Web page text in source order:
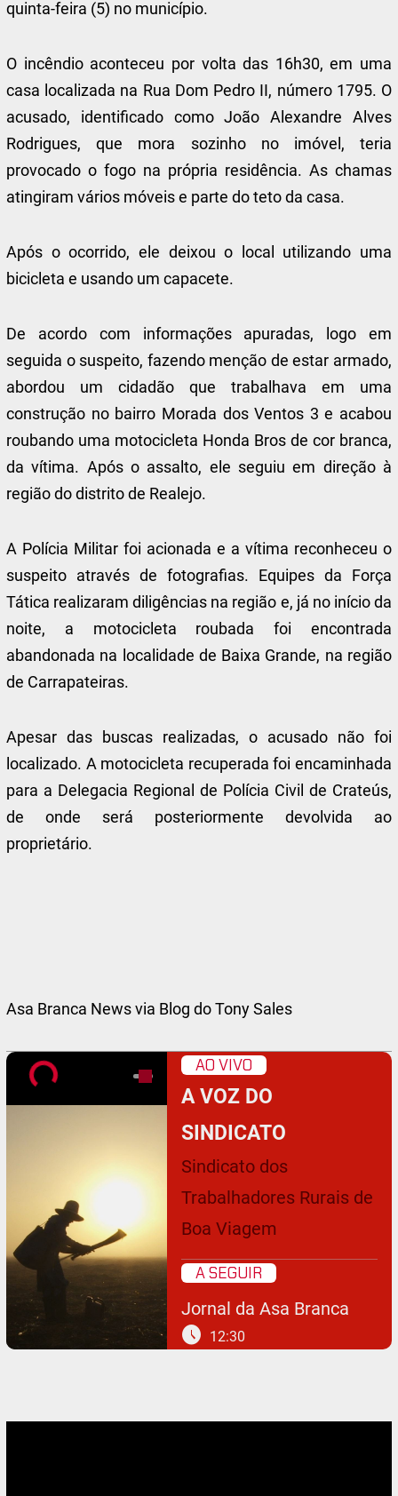
quinta-feira (5) no município.
O incêndio aconteceu por volta das 16h30, em uma
casa localizada na Rua Dom Pedro II, número 1795. O
acusado, identificado como João Alexandre Alves
Rodrigues, que mora sozinho no imóvel, teria
provocado o fogo na própria residência. As chamas
atingiram vários móveis e parte do teto da casa.
Após o ocorrido, ele deixou o local utilizando uma
bicicleta e usando um capacete.
De acordo com informações apuradas, logo em
seguida o suspeito, fazendo menção de estar armado,
abordou um cidadão que trabalhava em uma
construção no bairro Morada dos Ventos 3 e acabou
roubando uma motocicleta Honda Bros de cor branca,
da vítima. Após o assalto, ele seguiu em direção à
região do distrito de Realejo.
A Polícia Militar foi acionada e a vítima reconheceu o
suspeito através de fotografias. Equipes da Força
Tática realizaram diligências na região e, já no início da
noite, a motocicleta roubada foi encontrada
abandonada na localidade de Baixa Grande, na região
de Carrapateiras.
Apesar das buscas realizadas, o acusado não foi
localizado. A motocicleta recuperada foi encaminhada
para a Delegacia Regional de Polícia Civil de Crateús,
de onde será posteriormente devolvida ao
proprietário.
Asa Branca News via Blog do Tony Sales
AO VIVO
A VOZ DO
SINDICATO
Sindicato dos
Trabalhadores Rurais de
Boa Viagem
A SEGUIR
Jornal da Asa Branca
schedule 12:30